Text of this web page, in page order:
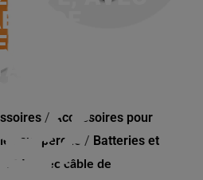
DE
AR L ET
AP
/ Accessoires pour
sur perche / Batteries et
L, avec câble de